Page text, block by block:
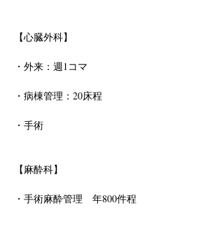
【心臓外科】
・外来：週1コマ
・病棟管理：20床程
・手術
【麻酔科】
・手術麻酔管理　年800件程